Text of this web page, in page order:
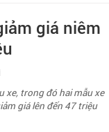
giá niêm
xe, trong đó hai mẫu xe
giá lên đến 47 triệu